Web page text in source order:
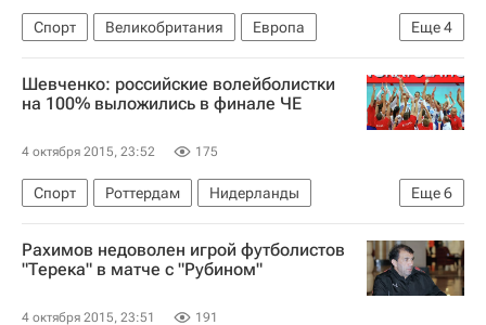
Еще4
Спорт Великобритания
Европа
Весь мир
Луи ван Гал
Манчестер Юнайтед
Арсенал (Лондон)
Шевченко: российские волейболистки
на 100% выложились в финале ЧЕ
4 октября 2015, 23:52 175
Еще6
Спорт Роттердам
Нидерланды
Южная Голландия
Весь мир
Европа
Станислав Шевченко
Рахимов недоволен игрой футболистов
"Терека" в матче с "Рубином"
4 октября 2015, 23:51 191